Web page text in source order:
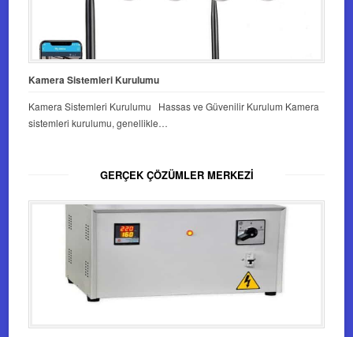
Kamera Sistemleri Kurulumu
Kamera Sistemleri Kurulumu Hassas ve Güvenilir Kurulum Kamera
sistemleri kurulumu, genellikle…
GERÇEK ÇÖZÜMLER MERKEZI